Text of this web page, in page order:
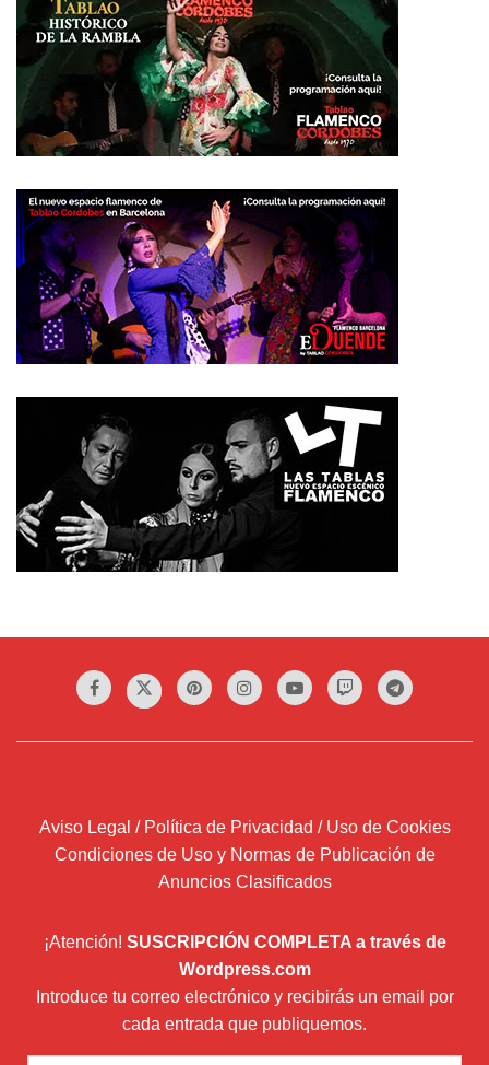
Aviso Legal / Política de Privacidad / Uso de Cookies
Condiciones de Uso y Normas de Publicación de
Anuncios Clasificados
¡Atención! SUSCRIPCIÓN COMPLETA a través de
Wordpress.com
Introduce tu correo electrónico y recibirás un email por
cada entrada que publiquemos.